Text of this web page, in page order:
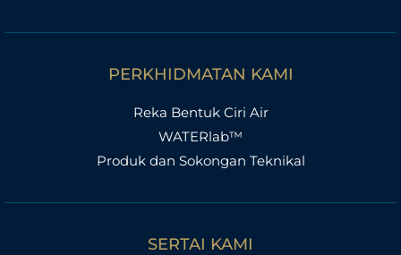
PERKHIDMATAN KAMI
Reka Bentuk Ciri Air
WATERlab™
Produk dan Sokongan Teknikal
SERTAI KAMI